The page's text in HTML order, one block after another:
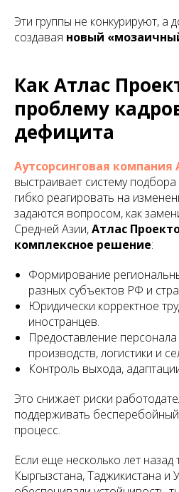
Эти группы не конкурируют, а
создавая новый
Как Атлас
проблему
дефицита
Аутсорсинговая компания
выстраивает систему
гибко реагировать на
задаются вопросом, как
Средней Азии,Атлас
комплексное решение:
Формирование
разных субъектов РФ и
Юридически корректное
иностранцев.
Предоставление
производств, логистики и
Контроль выхода,
Это снижает риски
поддерживать
процесс.
Если еще несколько лет назад
Кыргызстана, Таджикистана и